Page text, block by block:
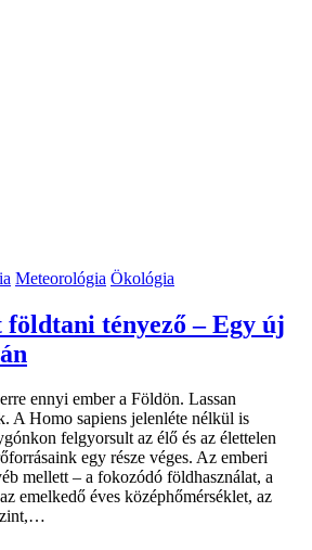
Meteorológia Ökológia
tényező – Egy új
ennyi ember a Földön. Lassan
A Homo sapiens jelenléte nélkül is
felgyorsult az élő és az élettelen
egy része véges. Az emberi
mellett – a fokozódó földhasználat, a
emelkedő éves középhőmérséklet, az